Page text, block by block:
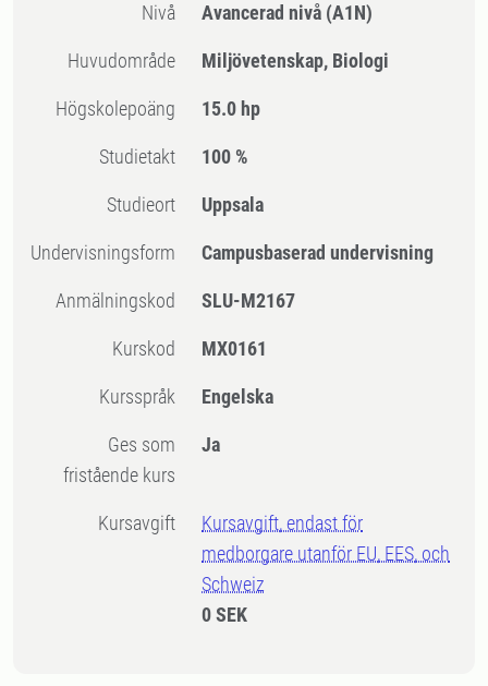
Nivå Avancerad nivå (A1N)
Huvudområde Miljövetenskap, Biologi
högskolepoäng 15.0 hp
Studietakt 100 %
Studieort Uppsala
Undervisningsform Campusbaserad undervisning
Anmälningskod SLU-M2167
Kurskod MX0161
Kursspråk Engelska
Ges som
fristående kurs
Ja
Kursavgift
Kursavgift, endast för
medborgare utanför EU, EES, och
Schweiz
0 SEK